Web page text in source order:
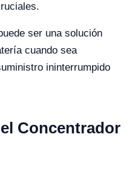
ser una solución
cuando sea
ininterrumpido
Concentrador